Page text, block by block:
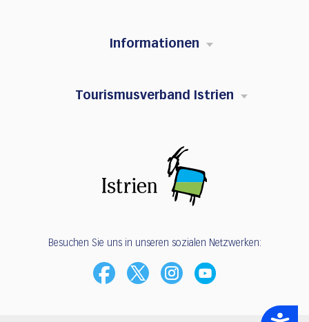
Accessibility
Informationen
Tourismusverband Istrien
Besuchen Sie uns in unseren sozialen Netzwerken: